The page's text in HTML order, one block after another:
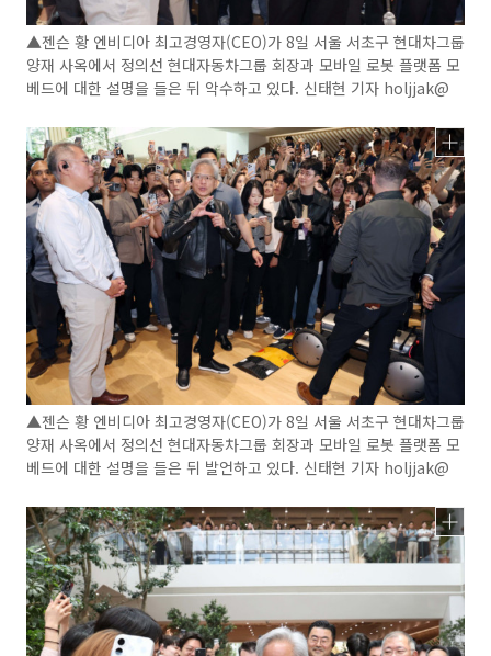
▲젠슨 황 엔비디아 최고경영자(CEO)가 8일 서울 서초구 현대차그룹
양재 사옥에서 정의선 현대자동차그룹 회장과 모바일 로봇 플랫폼 모
베드에 대한 설명을 들은 뒤 악수하고 있다. 신태현 기자 holjjak@
▲젠슨 황 엔비디아 최고경영자(CEO)가 8일 서울 서초구 현대차그룹
양재 사옥에서 정의선 현대자동차그룹 회장과 모바일 로봇 플랫폼 모
베드에 대한 설명을 들은 뒤 발언하고 있다. 신태현 기자 holjjak@